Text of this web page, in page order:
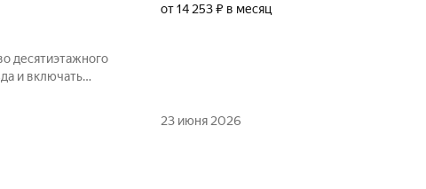
десятиэтажного
и включать
двора, а в
от 14 253 ₽ в месяц
23 июня 2026